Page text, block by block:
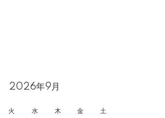
2026年9月
火 水 木 金 土